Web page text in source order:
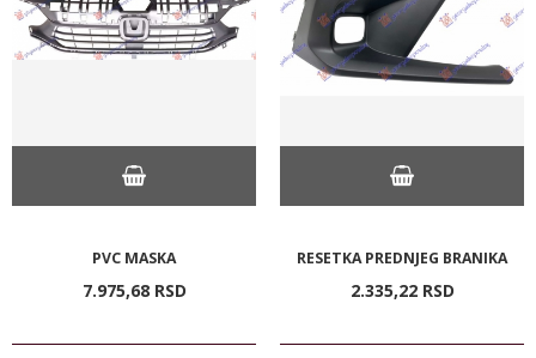
PVC MASKA
7.975,68 RSD
RESETKA PREDNJEG BRANIKA
2.335,22 RSD